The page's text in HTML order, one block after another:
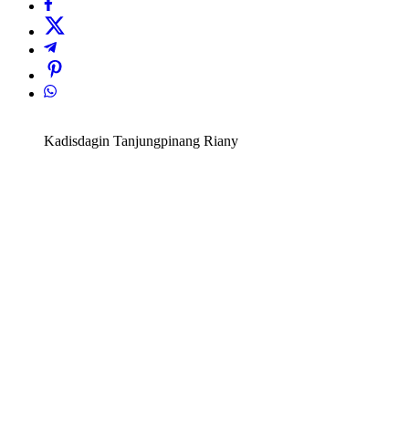
Kadisdagin Tanjungpinang Riany